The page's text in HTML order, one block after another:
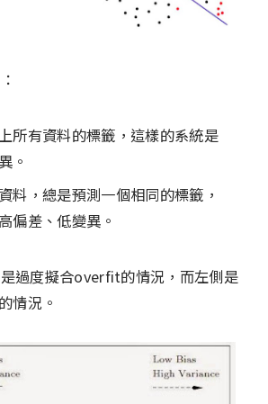
所有資料的標籤，這樣的系統是
。
料，總是預測一個相同的標籤，
偏差、低變異。
過度擬合overfit的情況，而左側是
情況。